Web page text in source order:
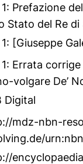
Prefazione
Stato del Re
[Giuseppe
Errata
volgare De’
Digital
mdz-nbn-